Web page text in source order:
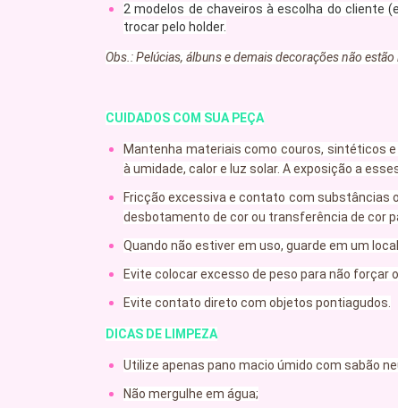
2 modelos de chaveiros à escolha do cliente
trocar pelo holder.
Obs.: Pelúcias, álbuns e demais decorações não
CUIDADOS COM SUA PEÇA
Mantenha materiais como couros, sintéticos
à umidade, calor e luz solar. A exposição a
Fricção excessiva e contato com substâncias
desbotamento de cor ou transferência de cor
Quando não estiver em uso, guarde em um
Evite colocar excesso de peso para não forçar
Evite contato direto com objetos pontiagudos.
DICAS DE LIMPEZA
Utilize apenas pano macio úmido com sabão
Não mergulhe em água;